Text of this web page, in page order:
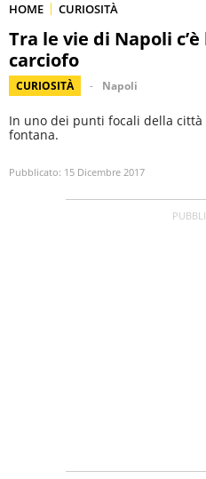
HOME CURIOSITÀ
Tra le vie di Napoli
carciofo
CURIOSITÀ Napoli
In uno dei punti focali della
fontana.
Pubblicato: 15 Dicembre 2017